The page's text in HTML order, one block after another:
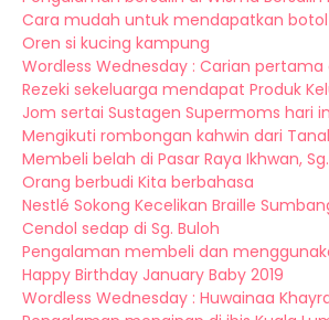
Cara mudah untuk mendapatkan botol
Oren si kucing kampung
Wordless Wednesday : Carian pertama
Rezeki sekeluarga mendapat Produk
Jom sertai Sustagen Supermoms hari
Mengikuti rombongan kahwin dari
Membeli belah di Pasar Raya Ikhwan,
Orang berbudi Kita berbahasa
Nestlé Sokong Kecelikan Braille
Cendol sedap di Sg. Buloh
Pengalaman membeli dan
Happy Birthday January Baby 2019
Wordless Wednesday : Huwainaa